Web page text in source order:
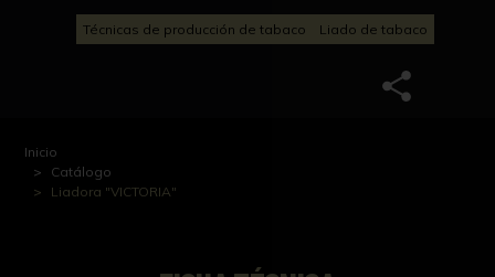
Técnicas de producción de tabaco Liado de tabaco
Inicio
Catálogo
Liadora "VICTORIA"